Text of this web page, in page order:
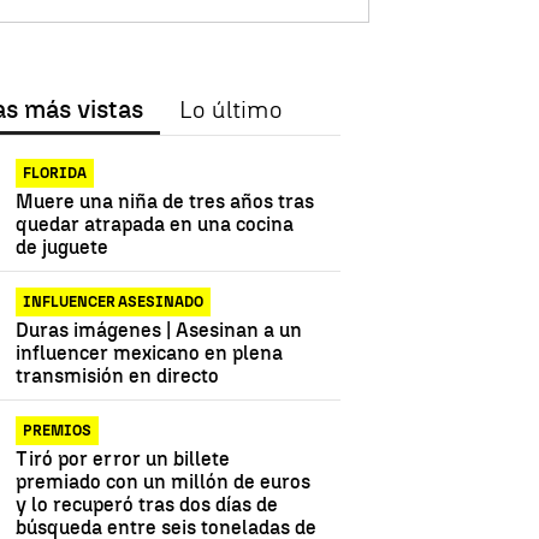
más vistas Lo último
FLORIDA
Muere una niña de tres años tras
quedar atrapada en una cocina
de juguete
INFLUENCER ASESINADO
Duras imágenes | Asesinan a un
influencer mexicano en plena
transmisión en directo
PREMIOS
Tiró por error un billete
premiado con un millón de euros
y lo recuperó tras dos días de
búsqueda entre seis toneladas de